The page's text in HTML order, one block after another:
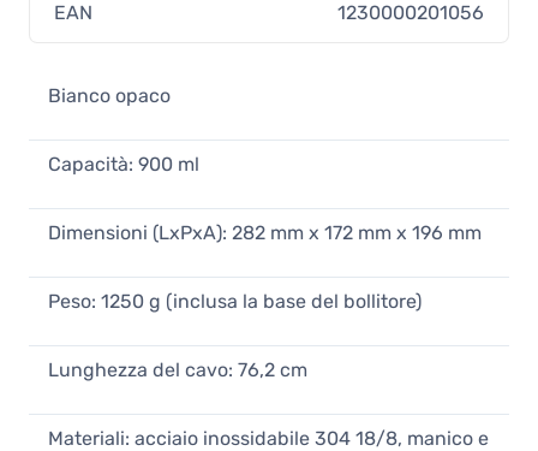
EAN 1230000201056
Bianco opaco
Capacità: 900 ml
Dimensioni (LxPxA): 282 mm x 172 mm x 196 mm
Peso: 1250 g (inclusa la base del bollitore)
Lunghezza del cavo: 76,2 cm
Materiali: acciaio inossidabile 304 18/8, manico e